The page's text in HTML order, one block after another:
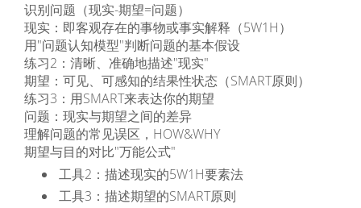
识别问题（现实-期望=问题）
现实：即客观存在的事物或事实解释（5W1H）
用"问题认知模型"判断问题的基本假设
练习2：清晰、准确地描述"现实"
期望：可见、可感知的结果性状态（SMART原则）
练习3：用SMART来表达你的期望
问题：现实与期望之间的差异
理解问题的常见误区，HOW&WHY
期望与目的对比"万能公式"
工具2：描述现实的5W1H要素法
工具3：描述期望的SMART原则